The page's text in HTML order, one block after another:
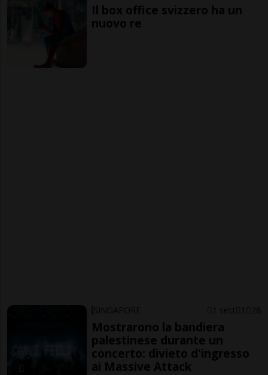
Il box office svizzero ha un
nuovo re
SINGAPORE 1 sett 1 28
Mostrarono la bandiera
palestinese durante un
concerto: divieto d'ingresso
ai Massive Attack